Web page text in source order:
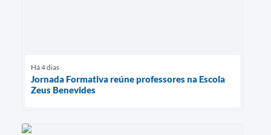
Há 4 dias
Jornada Formativa reúne professores na Escola
Zeus Benevides